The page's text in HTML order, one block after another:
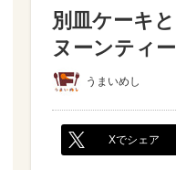
別皿ケーキ
ヌーンティ
うまいめし
Xでシェア